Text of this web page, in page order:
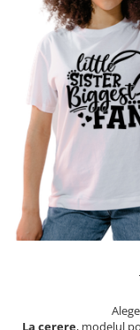
Cadouri barbati
Seturi cadou barbati
Seturi cadou barbati
Ceasuri pentru EL
Cadouri craciun barbati
Cadouri personalizate
Cadouri copii
Caciuli copii
Cadouri copii bebelusi
Lenjerii de pat Disney
Etichete scolare
Sepci personalizate
Bannere personalizate
Caserole personalizate
Saculeti personalizati
Sticla de apa
Agende si caiete
La cerere, modelul